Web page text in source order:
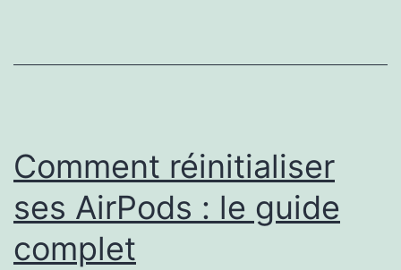
Comment réinitialiser
ses AirPods : le guide
complet